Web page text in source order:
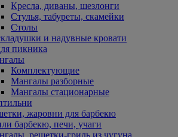
Кресла, диваны, шезлонги
Стулья, табуреты, скамейки
Столы
и надувные кровати
пикника
Комплектующие
Мангалы разборные
Мангалы стационарные
жаровни для барбекю
барбекю, печи, учаги
решетки-гриль из чугуна